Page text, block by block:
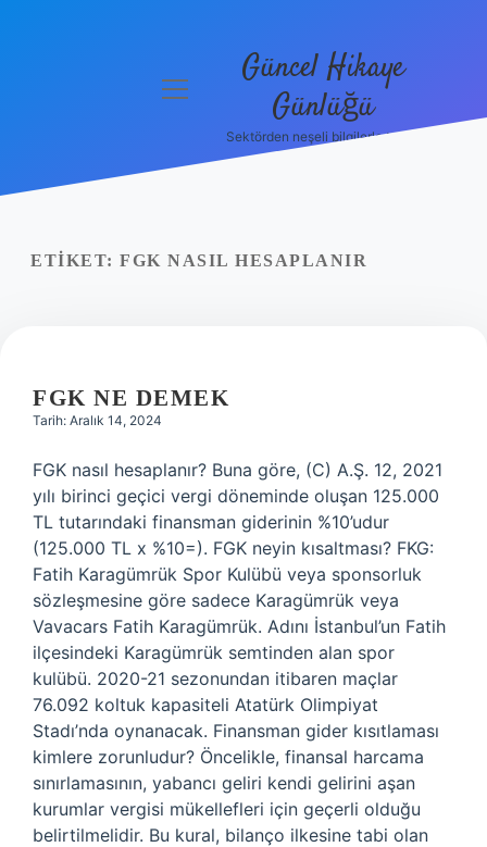
menüyü
Güncel Hikaye
Günlüğü
Sektörden neşeli bilgilerle tanış!
ETIKET: FGK NASIL HESAPLANIR
FGK NE DEMEK
Tarih: Aralık 14, 2024
FGK nasıl hesaplanır? Buna göre, (C) A.Ş. 12, 2021
yılı birinci geçici vergi döneminde oluşan 125.000
TL tutarındaki finansman giderinin %10’udur
(125.000 TL x %10=). FGK neyin kısaltması? FKG:
Fatih Karagümrük Spor Kulübü veya sponsorluk
sözleşmesine göre sadece Karagümrük veya
Vavacars Fatih Karagümrük. Adını İstanbul’un Fatih
ilçesindeki Karagümrük semtinden alan spor
kulübü. 2020-21 sezonundan itibaren maçlar
76.092 koltuk kapasiteli Atatürk Olimpiyat
Stadı’nda oynanacak. Finansman gider kısıtlaması
kimlere zorunludur? Öncelikle, finansal harcama
sınırlamasının, yabancı geliri kendi gelirini aşan
kurumlar vergisi mükellefleri için geçerli olduğu
belirtilmelidir. Bu kural, bilanço ilkesine tabi olan